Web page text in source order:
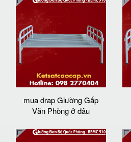
mua drap Giường Gấp
Văn Phòng ở đâu